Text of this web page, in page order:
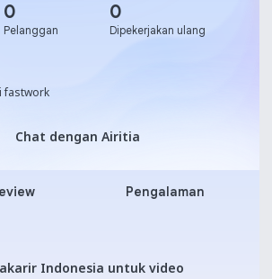
0
Pelanggan
0
Dipekerjakan ulang
fastwork
Airitia
Chat dengan Airitia
Pengalaman
Indonesia untuk video